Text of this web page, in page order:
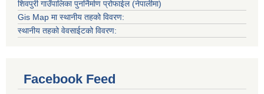
शिवपुरी गाउँपालिका पुनर्निर्माण प्रोफाईल (नेपालीमा)
Gis Map मा स्थानीय तहको विवरण:
स्थानीय तहको वेवसाईटको विवरण:
Facebook Feed